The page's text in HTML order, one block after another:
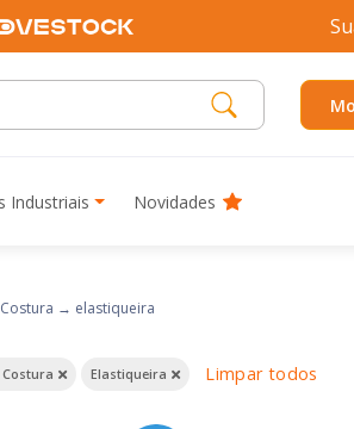
Industriais Novidades
→ elastiqueira
Elastiqueira Limpar todos